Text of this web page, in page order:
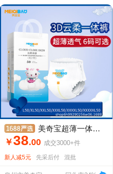
美奇宝超薄一体裤特大码胖宝宝拉拉裤XXXXXL婴儿纸尿裤尿不湿批发
￥38.00 成交3000+件
新人减5元 先采后付 混批